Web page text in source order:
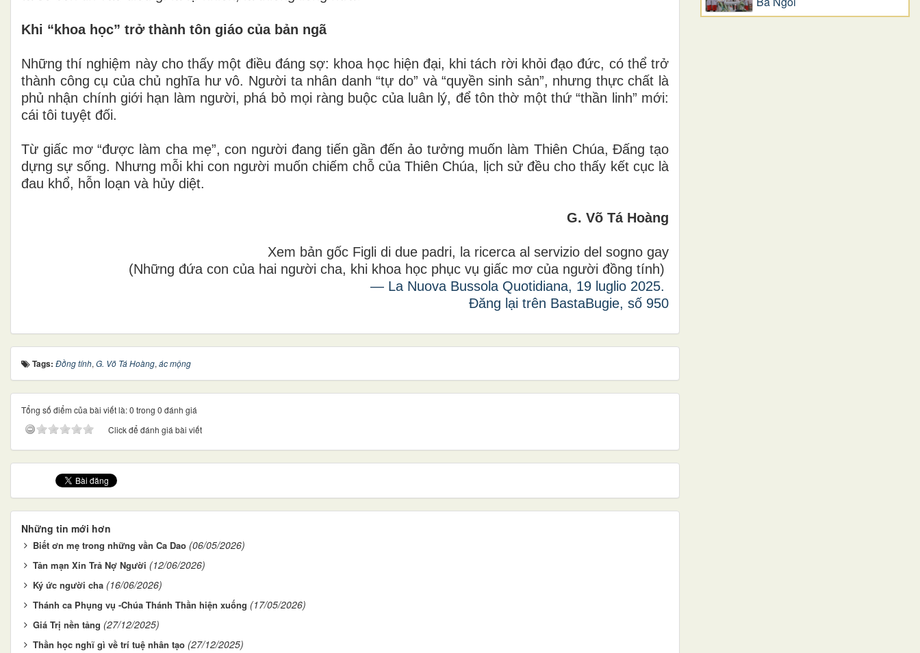
Khi “khoa học” trở thành tôn giáo của bản ngã
Những thí nghiệm này cho thấy một điều đáng sợ: khoa học hiện đại, khi tách rời khỏi đạo đức, có thể trở
thành công cụ của chủ nghĩa hư vô. Người ta nhân danh “tự do” và “quyền sinh sản”, nhưng thực chất là
phủ nhận chính giới hạn làm người, phá bỏ mọi ràng buộc của luân lý, để tôn thờ một thứ “thần linh” mới:
cái tôi tuyệt đối.
Từ giấc mơ “được làm cha mẹ”, con người đang tiến gần đến ảo tưởng muốn làm Thiên Chúa, Đấng tạo
dựng sự sống. Nhưng mỗi khi con người muốn chiếm chỗ của Thiên Chúa, lịch sử đều cho thấy kết cục là
đau khổ, hỗn loạn và hủy diệt.
G. Võ Tá Hoàng
Xem bản gốc Figli di due padri, la ricerca al servizio del sogno gay
(Những đứa con của hai người cha, khi khoa học phục vụ giấc mơ của người đồng tính)
— La Nuova Bussola Quotidiana, 19 luglio 2025.
Đăng lại trên BastaBugie, số 950
Tags: Đồng tính, G. Võ Tá Hoàng, ác mộng
Tổng số điểm của bài viết là: 0 trong 0 đánh giá
Click để đánh giá bài viết
Những tin mới hơn
Biết ơn mẹ trong những vần Ca Dao (06/05/2026)
Tản mạn Xin Trả Nợ Người (12/06/2026)
Ký ức người cha (16/06/2026)
Thánh ca Phụng vụ -Chúa Thánh Thần hiện xuống (17/05/2026)
Giá Trị nền tảng (27/12/2025)
Thần học nghĩ gì về trí tuệ nhân tạo (27/12/2025)